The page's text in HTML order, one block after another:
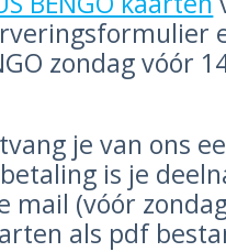
zondag vóór
je van ons
is je
mail (vóór
als pdf